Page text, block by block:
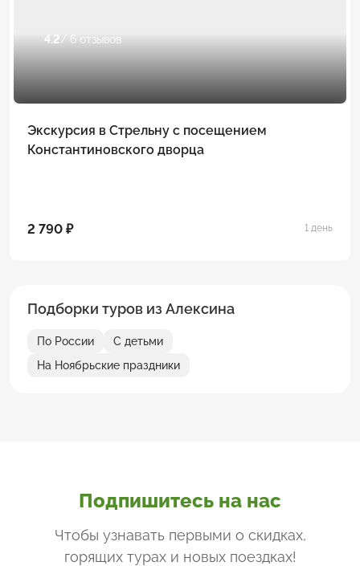
4.2/ 6 отзывов
Экскурсия в Стрельну с посещением
Константиновского дворца
2 790 ₽ 1 день
Подборки туров из Алексина
По России
С детьми
На Ноябрьские праздники
Подпишитесь на нас
Чтобы узнавать первыми о скидках,
горящих турах и новых поездках!